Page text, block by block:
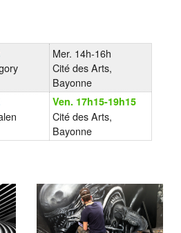
Mer. 14h-16h
Cité des Arts,
Bayonne
Ven. 17h15-19h15
Cité des Arts,
Bayonne